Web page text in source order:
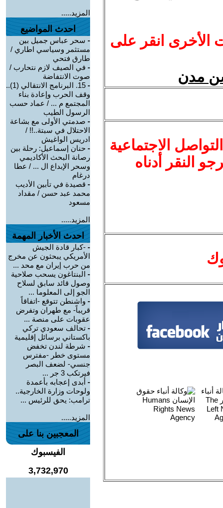
الأخرى انقر على
مدن
الاجتماعية
النقر أدناه
المزيد.....
احدث المواضيع
- سحر عباس جميل بين
مستثمر وسياسي اطاري /
طارق فتحي
- في الصيف لازم نتحارب /
صوت الانتفاضة
-
15. البرنامج الانتقالي (1)..
وقف الحرب وإعادة بناء
المجتمع م ... / عماد حسب
الرسول الطيب
- صدمتي الأولى مع بشاعة
الاحتلال في سبتة..!! /
ادريس الواغيش
- حنان إسماعيل: رحلة بين
رصانة البحث الأكاديمي
وسحر الإبداع ال ... / عطا
درغام
- قصيدة في تأبين الأديب
محمد عبد حسن / مقداد
مسعود
المزيد.....
احدث الأخبار المهمة
- -كبار قادة الجيش
الأمريكي يبحثون عن مخرج
من حرب إيران مع محد ...
- البنتاغون يسحب صلاحية
وصول قائد سابق لسلاح
الجو إلى المعلوما ...
- واشنطن تتوقع -اتفاقاً
قريباً- مع طهران وتفرض
عقوبات على منصة ...
- تحالف سعودي تركي
باكستاني برسائل إقليمية
- شرطة لندن تخفض
مستوى خطر -مفترس
جنسي- لضعف البصر
فيرتكب 3 جر ...
- أبدى إعجابه بأعمدة
ولوحات وزارة الخارجية..
ترامب: يحق للرئيس ...
المزيد.....
المعجبين بنا على
الفيسبوك
3,732,970